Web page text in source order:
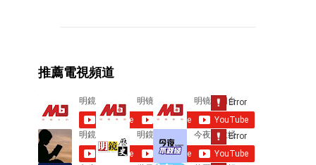
n
t
s
推薦電視頻道